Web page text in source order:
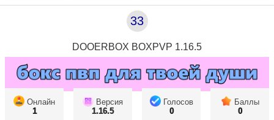
33
DOOERBOX BOXPVP 1.16.5
Онлайн
1
Версия
1.16.5
Голосов
0
Баллы
0